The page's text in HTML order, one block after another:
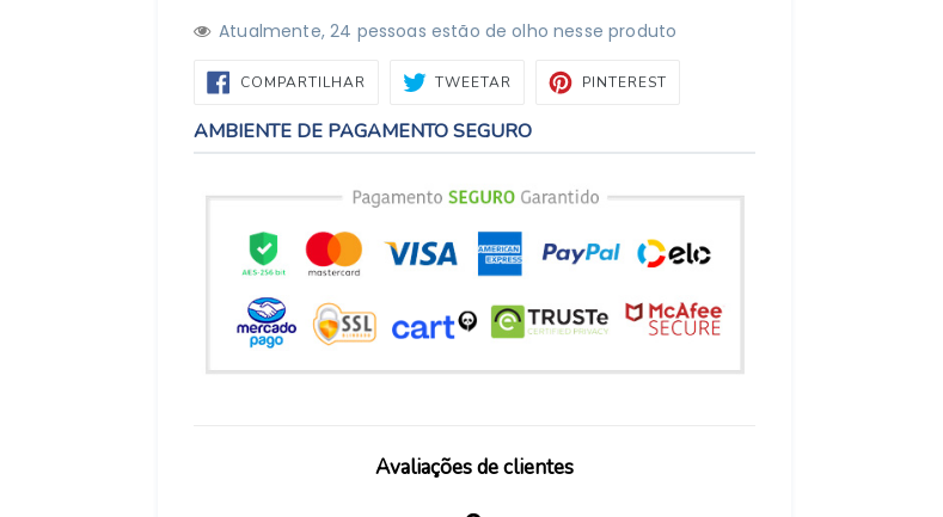
Atualmente,24 pessoas estão de olho nesse produto
COMPARTILHAR COMPARTILHAR
NO TWEETAR TWEETARPINTERESTPIN
AMBIENTE DE PAGAMENTO SEGURO
Avaliações de clientes